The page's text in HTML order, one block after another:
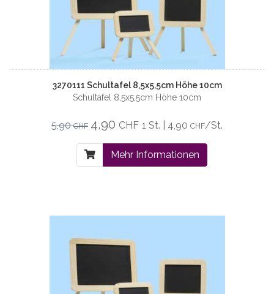
3270111 Schultafel 8,5x5,5cm Höhe 10cm
Schultafel 8,5x5,5cm Höhe 10cm
5,90CHF 4,90 CHF 1 St. | 4,90 CHF/St.
Mehr Informationen